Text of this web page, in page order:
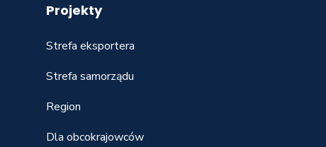
Projekty
Strefa eksportera
Strefa samorządu
Region
Dla obcokrajowców